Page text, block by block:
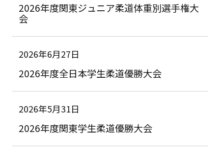
2026年度関東ジュニア柔道体重別選手権大
会
2026年6月27日
2026年度全日本学生柔道優勝大会
2026年5月31日
2026年度関東学生柔道優勝大会